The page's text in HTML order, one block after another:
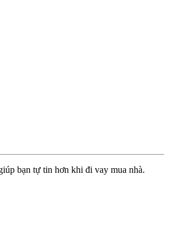
bạn tự tin hơn khi đi vay mua nhà.